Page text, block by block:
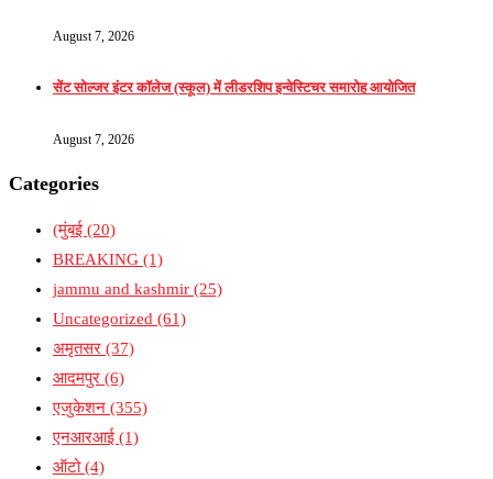
August 7, 2026
सेंट सोल्जर इंटर कॉलेज (स्कूल) में लीडरशिप इन्वेस्टिचर समारोह आयोजित
August 7, 2026
Categories
(मुंबई (20)
BREAKING (1)
jammu and kashmir (25)
Uncategorized (61)
अमृतसर (37)
आदमपुर (6)
एजुकेशन (355)
एनआरआई (1)
ऑटो(4)